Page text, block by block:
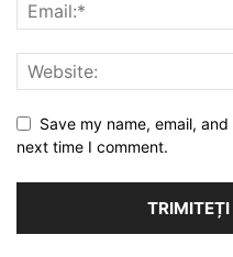
Save my name, email,
next time I comment.